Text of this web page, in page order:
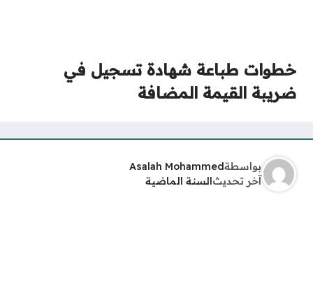
خطوات طباعة شهادة تسجيل في
ضريبة القيمة المضافة
بواسطةAsalah Mohammed
آخر تحديثالسنة الماضية